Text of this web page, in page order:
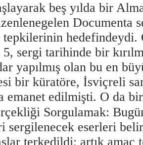
beş yılda bir
Documenta
tepkilerinin hedefindeydi.
sergi tarihinde bir
yapılmış olan bu en
bir küratöre, İsviçreli
emanet edilmişti. O da
Sorgulamak:
sergilenecek eserleri
terkedildi; artık amaç